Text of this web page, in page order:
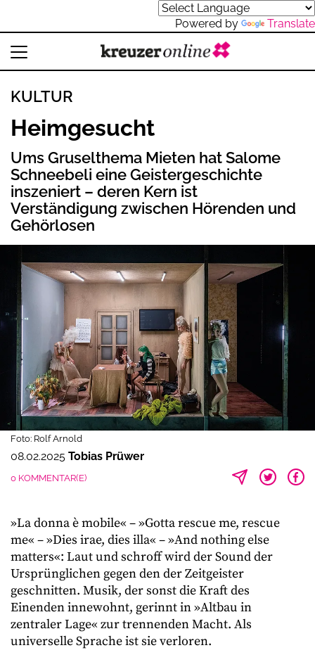
Powered by Translate
KULTUR
Heimgesucht
Ums Gruselthema Mieten hat Salome
Schneebeli eine Geistergeschichte
inszeniert – deren Kern ist
Verständigung zwischen Hörenden und
Gehörlosen
Foto: Rolf Arnold
08.02.2025 Tobias Prüwer
0 KOMMENTAR(E)
»La donna è mobile« – »Gotta rescue me, rescue
me« – »Dies irae, dies illa« – »And nothing else
matters«: Laut und schroff wird der Sound der
Ursprünglichen gegen den der Zeitgeister
geschnitten. Musik, der sonst die Kraft des
Einenden innewohnt, gerinnt in »Altbau in
zentraler Lage« zur trennenden Macht. Als
universelle Sprache ist sie verloren.